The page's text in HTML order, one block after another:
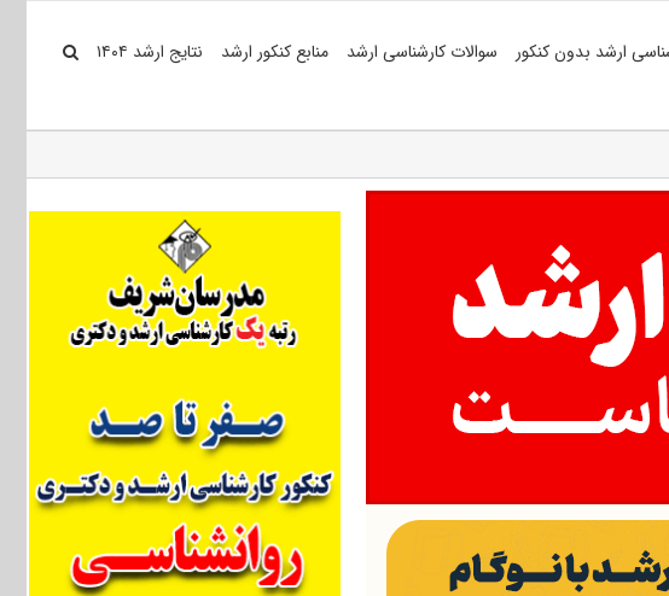
ارشد بدون کنکور سوالات کارشناسی ارشد منابع کنکور ارشد نتایج ارشد ۱۴۰۴